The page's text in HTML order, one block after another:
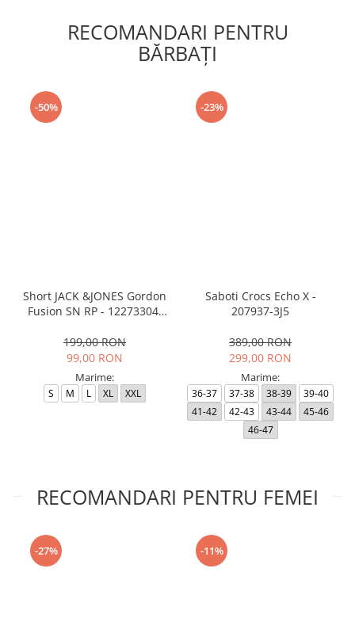
RECOMANDARI PENTRU
BĂRBAŢI
-50%
Short JACK &JONES Gordon
Fusion SN RP - 12273304-
199,00 RON
99,00 RON
Marime:
S M L XL XXL
-23%
Saboti Crocs Echo X -
207937-3J5
389,00 RON
299,00 RON
Marime:
36-37 37-38 38-39
39-40
41-42
42-43 43-44
45-46
46-47
RECOMANDARI PENTRU FEMEI
-27% -11%